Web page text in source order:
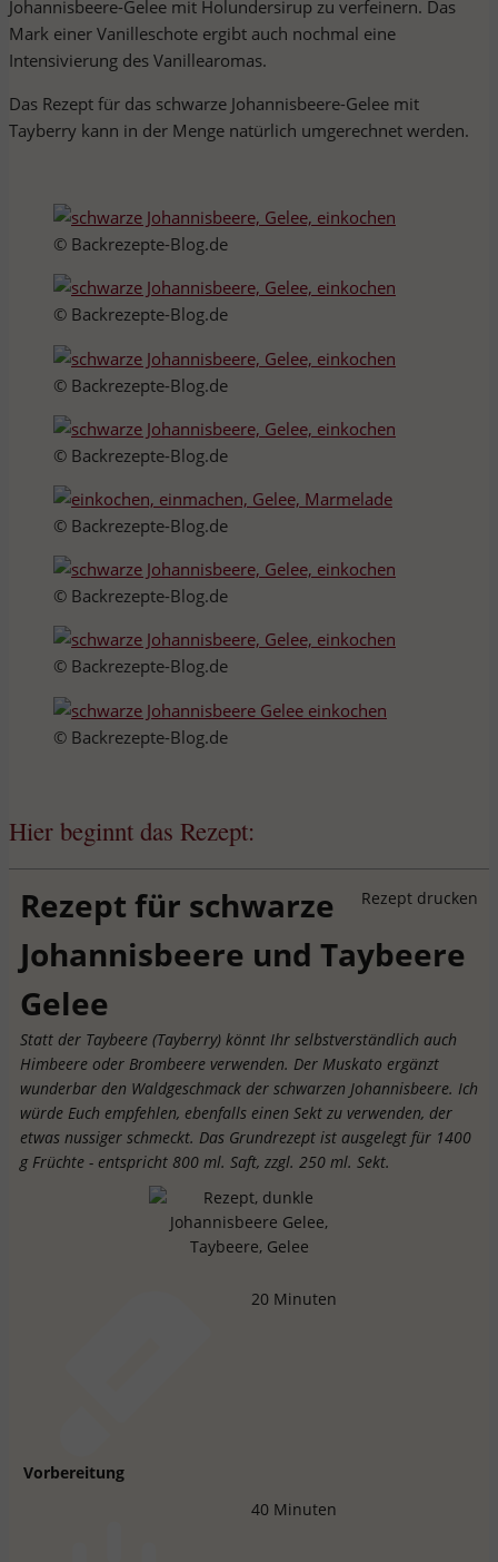
Johannisbeere-Gelee mit Holundersirup zu verfeinern. Das
Mark einer Vanilleschote ergibt auch nochmal eine
Intensivierung des Vanillearomas.
Das Rezept für das schwarze Johannisbeere-Gelee mit
Tayberry kann in der Menge natürlich umgerechnet werden.
© Backrezepte-Blog.de
© Backrezepte-Blog.de
© Backrezepte-Blog.de
© Backrezepte-Blog.de
© Backrezepte-Blog.de
© Backrezepte-Blog.de
© Backrezepte-Blog.de
© Backrezepte-Blog.de
Hier beginnt das Rezept:
Rezept drucken
Rezept für schwarze
Johannisbeere und Taybeere
Gelee
Statt der Taybeere (Tayberry) könnt Ihr selbstverständlich auch
Himbeere oder Brombeere verwenden. Der Muskato ergänzt
wunderbar den Waldgeschmack der schwarzen Johannisbeere. Ich
würde Euch empfehlen, ebenfalls einen Sekt zu verwenden, der
etwas nussiger schmeckt. Das Grundrezept ist ausgelegt für 1400
g Früchte - entspricht 800 ml. Saft, zzgl. 250 ml. Sekt.
Vorbereitung
20 Minuten
40 Minuten